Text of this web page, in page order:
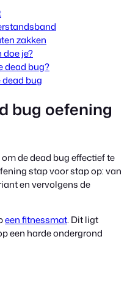
zakken
doe je?
dead bug?
dead bug
bug oefening
de dead bug effectief te
stap voor stap op: van
en vervolgens de
een fitnessmat. Dit ligt
een harde ondergrond